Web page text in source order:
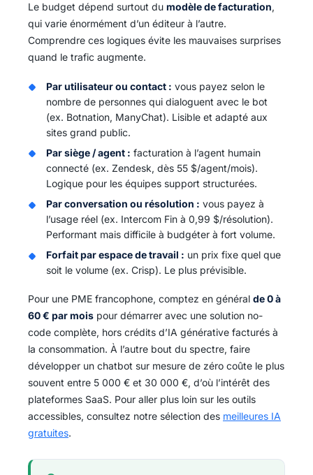
Le budget dépend surtout du modèle de facturation,
qui varie énormément d’un éditeur à l’autre.
Comprendre ces logiques évite les mauvaises surprises
quand le trafic augmente.
Par utilisateur ou contact : vous payez selon le
nombre de personnes qui dialoguent avec le bot
(ex. Botnation, ManyChat). Lisible et adapté aux
sites grand public.
Par siège / agent : facturation à l’agent humain
connecté (ex. Zendesk, dès 55 $/agent/mois).
Logique pour les équipes support structurées.
Par conversation ou résolution : vous payez à
l’usage réel (ex. Intercom Fin à 0,99 $/résolution).
Performant mais difficile à budgéter à fort volume.
Forfait par espace de travail : un prix fixe quel que
soit le volume (ex. Crisp). Le plus prévisible.
Pour une PME francophone, comptez en général de 0 à
60 € par mois pour démarrer avec une solution no-
code complète, hors crédits d’IA générative facturés à
la consommation. À l’autre bout du spectre, faire
développer un chatbot sur mesure de zéro coûte le plus
souvent entre 5 000 € et 30 000 €, d’où l’intérêt des
plateformes SaaS. Pour aller plus loin sur les outils
accessibles, consultez notre sélection des meilleures IA
gratuites.